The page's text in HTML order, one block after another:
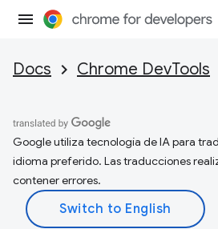
Docs Chrome DevTools
Google utiliza tecnología de IA para
idioma preferido. Las traducciones
contener errores.